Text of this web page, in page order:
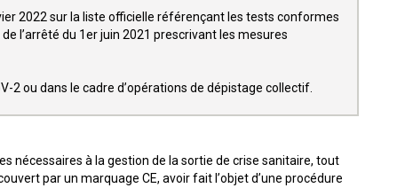
2022 sur la liste officielle référençant les tests conformes
l’arrêté du 1er juin 2021 prescrivant les mesures
2 ou dans le cadre d’opérations de dépistage collectif.
nécessaires à la gestion de la sortie de crise sanitaire, tout
par un marquage CE, avoir fait l’objet d’une procédure